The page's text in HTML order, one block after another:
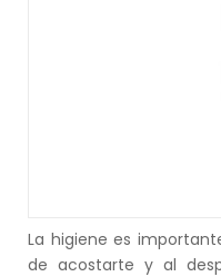
La higiene es
de acostarte y al